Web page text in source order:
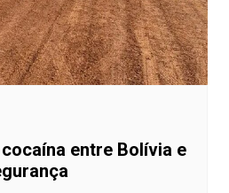
entre Bolívia e